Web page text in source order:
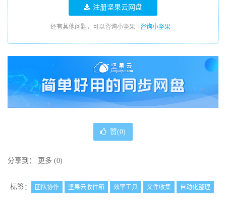
注册坚果云网盘
还有其他问题，可以咨询小坚果 咨询小坚果
赞(0)
分享到： 更多 (0)
标签： 团队协作 坚果云收件箱 效率工具 文件收集 自动化整理